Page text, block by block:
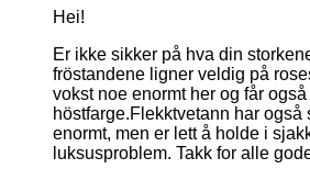
Hei!
Er ikke sikker på hva din
fröstandene ligner veldig på
vokst noe enormt her og får også
höstfarge.Flekktvetann har også
enormt, men er lett å holde i
luksusproblem. Takk for alle